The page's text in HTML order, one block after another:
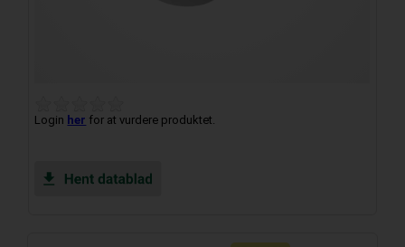
Login her for at vurdere produktet.